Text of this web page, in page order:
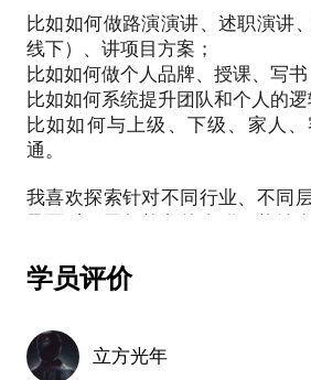
你将获得：
一份专业的DISC测评及报告；
一次现场报告解读；
一份后续解读报告，或来自顾问
（如需）。
请你了解：
每个人的行为风格有所不同，这
每个人在不同的时期和环境，面
虽然行为风格已经根植于我们的
以变化的。
我们会用大概1小时的时间，来帮
在约见开始之前，请你提前思考
景，假如在约见的时候，可以明
题，我将可以更好的帮助你。
3、4。
【适用（包括但不限于）路演、
比如如何做路演演讲、述职演讲
线下）、讲项目方案；
比如如何做个人品牌、授课、写书
比如如何系统提升团队和个人的逻
比如如何与上级、下级、家人
通。
我喜欢探索针对不同行业、不同
也身体力行的去践行，已经八年。
为此，我构建了沟通TOP模型，
中。
学员评价
立方光年